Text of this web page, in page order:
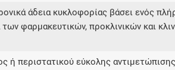
άδεια κυκλοφορίας βάσει ενός
φαρμακευτικών, προκλινικών και
περιστατικού εύκολης